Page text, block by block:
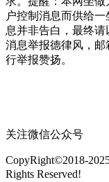
户控制消息而供给
息并非告白，最终
消息举报德律风，
行举报赞扬。
关注微信公众号
CopyRight©2018-
Rights Reserved!